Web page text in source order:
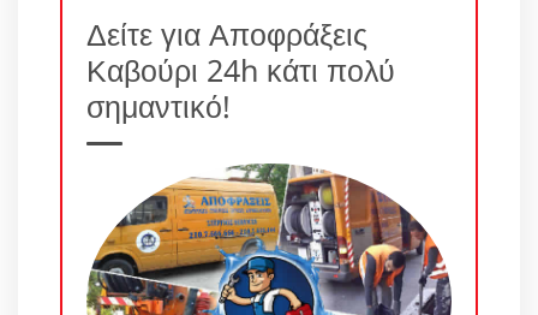
Δείτε για Αποφράξεις
Καβούρι 24h κάτι πολύ
σημαντικό!